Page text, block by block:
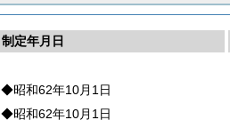
制定年月日
◆昭和62年10月1日
◆昭和62年10月1日